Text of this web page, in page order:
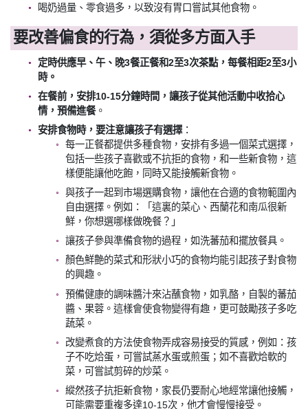
喝奶過量、零食過多，以致沒有胃口嘗試其他食物。
要改善偏食的行為，須從多方面入手
定時供應早、午、晚3餐正餐和2至3次茶點，每餐相距2至3小
時。
在餐前，安排10-15分鐘時間，讓孩子從其他活動中收拾心
情，預備進餐。
安排食物時，要注意讓孩子有選擇：
每一正餐都提供多種食物，安排有多過一個菜式選擇，
包括一些孩子喜歡或不抗拒的食物，和一些新食物，這
樣便能讓他吃飽，同時又能接觸新食物。
與孩子一起到市場選購食物，讓他在合適的食物範圍內
自由選擇。例如：「這裏的菜心、西蘭花和南瓜很新
鮮，你想選哪樣做晚餐？」
讓孩子參與準備食物的過程，如洗蕃茄和擺放餐具。
顏色鮮艶的菜式和形狀小巧的食物均能引起孩子對食物
的興趣。
預備健康的調味醬汁來沾蘸食物，如乳酪，自製的蕃茄
醬、果蓉。這樣會使食物變得有趣，更可鼓勵孩子多吃
蔬菜。
改變煮食的方法使食物弄成容易接受的質感，例如：孩
子不吃烚蛋，可嘗試蒸水蛋或煎蛋；如不喜歡烚軟的
菜，可嘗試剪碎的炒菜。
縱然孩子抗拒新食物，家長仍要耐心地經常讓他接觸，
可能需要重複多達10-15次，他才會慢慢接受。